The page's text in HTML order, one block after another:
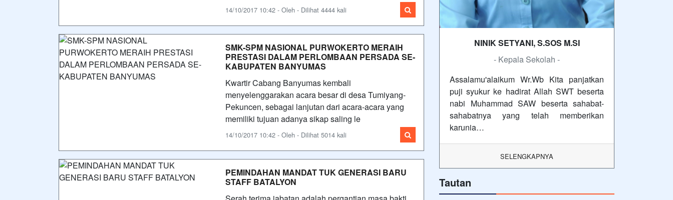
14/10/2017 10:42 - Oleh - Dilihat 4444 kali
SMK-SPM NASIONAL PURWOKERTO MERAIH
PRESTASI DALAM PERLOMBAAN PERSADA SE-
KABUPATEN BANYUMAS
Kwartir Cabang Banyumas kembali
menyelenggarakan acara besar di desa Tumiyang-
Pekuncen, sebagai lanjutan dari acara-acara yang
memiliki tujuan adanya sikap saling le
14/10/2017 10:42 - Oleh - Dilihat 5014 kali
PEMINDAHAN MANDAT TUK GENERASI BARU
STAFF BATALYON
NINIK SETYANI, S.SOS M.SI
- Kepala Sekolah -
Assalamu'alaikum Wr.Wb Kita panjatkan
puji syukur ke hadirat Allah SWT beserta
nabi Muhammad SAW beserta sahabat-
sahabatnya yang telah memberikan
karunia…
SELENGKAPNYA
Tautan